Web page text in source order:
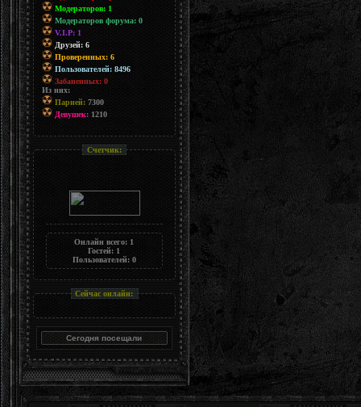
Модераторов: 1
Модераторов форума: 0
V.I.P: 1
Друзей: 6
Проверенных: 6
Пользователей: 8496
Забаненных: 0
Из них:
Парней:7300
Девушек:1210
Счетчик:
Онлайн всего: 1
Гостей: 1
Пользователей: 0
Сейчас онлайн: